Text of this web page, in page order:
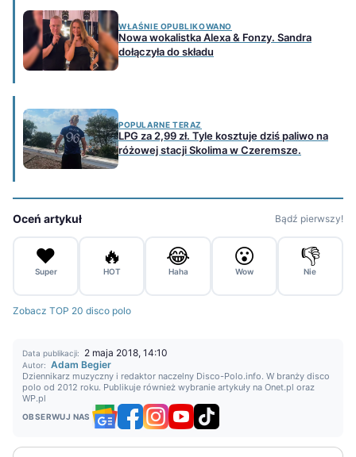
WŁAŚNIE OPUBLIKOWANO
Nowa wokalistka Alexa & Fonzy. Sandra
dołączyła do składu
POPULARNE TERAZ
LPG za 2,99 zł. Tyle kosztuje dziś paliwo na
różowej stacji Skolima w Czeremsze.
Oceń artykuł Bądź pierwszy!
❤️
Super
🔥
HOT
😂
Haha
😮
Wow
👎
Nie
Zobacz TOP 20 disco polo
Data publikacji: 2 maja 2018, 14:10
Autor: Adam Begier
Dziennikarz muzyczny i redaktor naczelny Disco-Polo.info. W branży disco
polo od 2012 roku. Publikuje również wybranie artykuły na Onet.pl oraz
WP.pl
OBSERWUJ NAS